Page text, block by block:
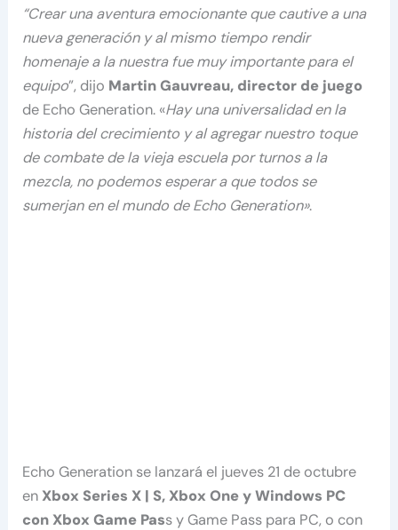
“Crear una aventura emocionante que cautive a una
nueva generación y al mismo tiempo rendir
homenaje a la nuestra fue muy importante para el
equipo”, dijo Martin Gauvreau, director de juego
de Echo Generation. «Hay una universalidad en la
historia del crecimiento y al agregar nuestro toque
de combate de la vieja escuela por turnos a la
mezcla, no podemos esperar a que todos se
sumerjan en el mundo de Echo Generation».
Echo Generation se lanzará el jueves 21 de octubre
en Xbox Series X | S, Xbox One y Windows PC
con Xbox Game Pass y Game Pass para PC, o con